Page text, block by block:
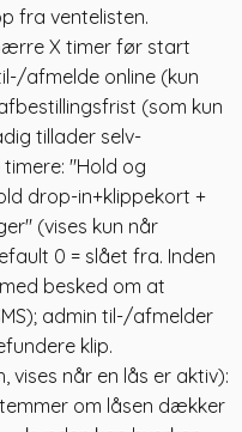
fra ventelisten.
X timer før start
afmelde online (kun
(som kun
tillader selv-
"Hold og
drop-in+klippekort +
(vises kun når
0 = slået fra. Inden
besked om at
admin til-/afmelder
klip.
når en lås er aktiv):
om låsen dækker